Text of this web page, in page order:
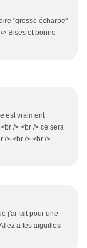
"grosse écharpe"
Bises et bonne
est vraiment
/> <br /> ce sera
/> <br /> <br />
j'ai fait pour une
a tes aiguilles